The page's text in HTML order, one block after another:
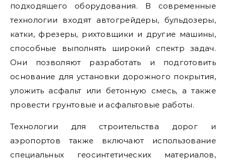
подходящего оборудования. В современные
технологии входят автогрейдеры, бульдозеры,
катки, фрезеры, рихтовщики и другие машины,
способные выполнять широкий спектр задач.
Они позволяют разработать и подготовить
основание для установки дорожного покрытия,
уложить асфальт или бетонную смесь, а также
провести грунтовые и асфальтовые работы.
Технологии для строительства дорог и
аэропортов также включают использование
специальных геосинтетических материалов,